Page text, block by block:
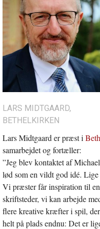
LARS MIDTGAARD,
BETHELKIRKEN
Lars Midtgaard er præst i
samarbejdet og fortæller:
”Jeg blev kontaktet af
lød som en vildt god idé.
Vi præster får inspiration til
skriftsteder, vi kan arbejde
flere kreative kræfter i spil,
helt på plads endnu: Det er